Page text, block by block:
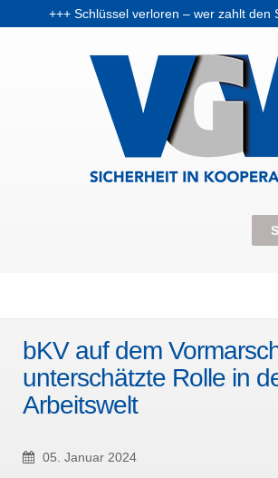
+++ Schlüssel verloren – wer zahlt den
bKV auf dem
unterschätzte Rolle in
Arbeitswelt
05. Januar 2024